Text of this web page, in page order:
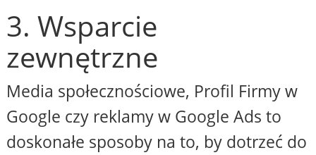
3. Wsparcie
zewnętrzne
Media społecznościowe, Profil Firmy w
Google czy reklamy w Google Ads to
doskonałe sposoby na to, by dotrzeć do